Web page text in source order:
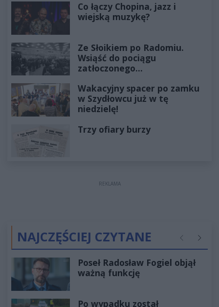
Co łączy Chopina, jazz i
wiejską muzykę?
Ze Słoikiem po Radomiu.
Wsiąść do pociągu
zatłoczonego...
Wakacyjny spacer po zamku
w Szydłowcu już w tę
niedzielę!
Trzy ofiary burzy
REKLAMA
NAJCZĘŚCIEJ CZYTANE Poprzednie
Poseł Radosław Fogiel objął
ważną funkcję
Po wypadku został